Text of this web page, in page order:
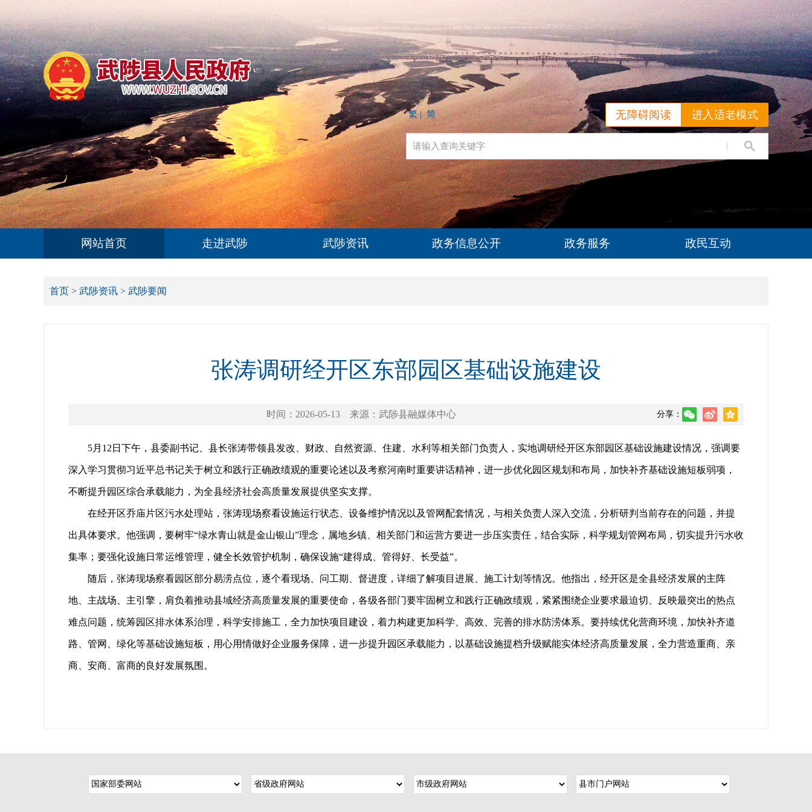
进入适老模式
无障碍阅读
繁 | 简
网站首页 走进武陟 武陟资讯 政务信息公开 政务服务 政民互动
首页 > 武陟资讯 > 武陟要闻
张涛调研经开区东部园区基础设施建设
时间：2026-05-13 来源：武陟县融媒体中心 分享：
5月12日下午，县委副书记、县长张涛带领县发改、财政、自然资源、住建、水利等相关部门负责人，实地调研经开区东部园区基础设施建设情况，强调要
深入学习贯彻习近平总书记关于树立和践行正确政绩观的重要论述以及考察河南时重要讲话精神，进一步优化园区规划和布局，加快补齐基础设施短板弱项，
不断提升园区综合承载能力，为全县经济社会高质量发展提供坚实支撑。
在经开区乔庙片区污水处理站，张涛现场察看设施运行状态、设备维护情况以及管网配套情况，与相关负责人深入交流，分析研判当前存在的问题，并提
出具体要求。他强调，要树牢“绿水青山就是金山银山”理念，属地乡镇、相关部门和运营方要进一步压实责任，结合实际，科学规划管网布局，切实提升污水收
集率；要强化设施日常运维管理，健全长效管护机制，确保设施“建得成、管得好、长受益”。
随后，张涛现场察看园区部分易涝点位，逐个看现场、问工期、督进度，详细了解项目进展、施工计划等情况。他指出，经开区是全县经济发展的主阵
地、主战场、主引擎，肩负着推动县域经济高质量发展的重要使命，各级各部门要牢固树立和践行正确政绩观，紧紧围绕企业要求最迫切、反映最突出的热点
难点问题，统筹园区排水体系治理，科学安排施工，全力加快项目建设，着力构建更加科学、高效、完善的排水防涝体系。要持续优化营商环境，加快补齐道
路、管网、绿化等基础设施短板，用心用情做好企业服务保障，进一步提升园区承载能力，以基础设施提档升级赋能实体经济高质量发展，全力营造重商、亲
商、安商、富商的良好发展氛围。